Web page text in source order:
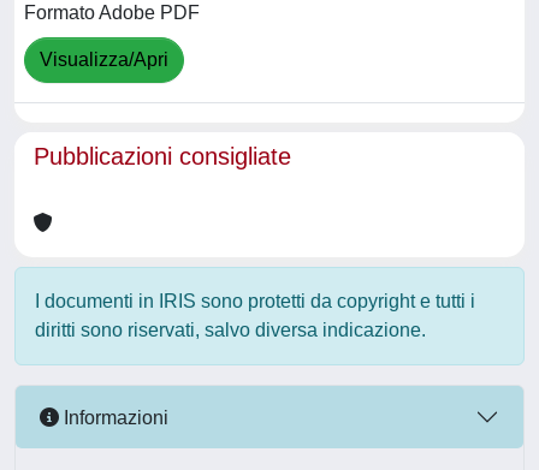
Formato Adobe PDF
Visualizza/Apri
Pubblicazioni consigliate
I documenti in IRIS sono protetti da copyright e tutti i
diritti sono riservati, salvo diversa indicazione.
Informazioni